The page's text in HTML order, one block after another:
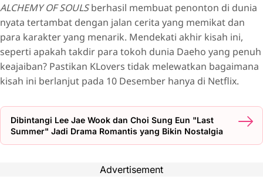
ALCHEMY OF SOULSberhasil membuat penonton di dunia
nyata tertambat dengan jalan cerita yang memikat dan
para karakter yang menarik. Mendekati akhir kisah ini,
seperti apakah takdir para tokoh dunia Daeho yang penuh
keajaiban? Pastikan KLovers tidak melewatkan bagaimana
kisah ini berlanjut pada 10 Desember hanya di Netflix.
Dibintangi Lee Jae Wook dan Choi Sung Eun "Last
Summer" Jadi Drama Romantis yang Bikin Nostalgia
Advertisement